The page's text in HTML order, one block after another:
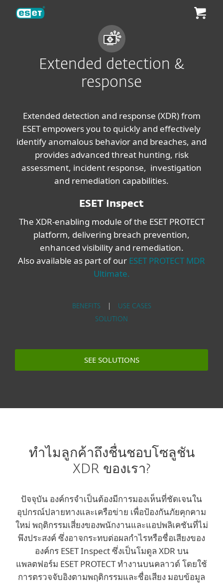
Extended detection &
response
Extended detection and response (XDR) from
ESET empowers you to quickly and effectively
identify anomalous behavior and breaches, and
provides advanced threat hunting, risk
assessment, incident response, investigation
and remediation capabilities.
ESET Inspect
The XDR-enabling module of the ESET PROTECT
platform, delivering breach prevention,
enhanced visibility and remediation.
Also available as part of our ESET PROTECT MDR
Ultimate.
BENEFITS
USE CASES
SOLUTION
SEE SOLUTIONS
ทำไมลูกค้าถึงชื่นชอบโซลูชัน
XDR ของเรา?
ปัจจุบัน องค์กรจำเป็นต้องมีการมองเห็นที่ชัดเจนใน
อุปกรณ์ปลายทางและเครือข่าย เพื่อป้องกันภัยคุกคาม
ใหม่ พฤติกรรมเสี่ยงของพนักงานและแอปพลิเคชันที่ไม่
พึงประสงค์ ซึ่งอาจกระทบต่อผลกำไรหรือชื่อเสียงของ
องค์กร ESET Inspect ซึ่งเป็นโมดูล XDR บน
แพลตฟอร์ม ESET PROTECT ทำงานบนคลาวด์ โดยใช้
การตรวจจับอิงตามพฤติกรรมและชื่อเสียง มอบข้อมูล
ESET